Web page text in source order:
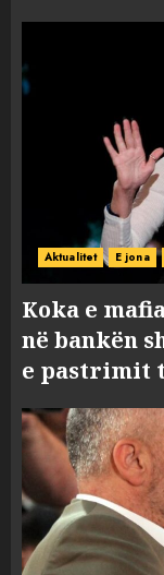
Aktualitet E jona
Koka e
në bankën
e pastrimit